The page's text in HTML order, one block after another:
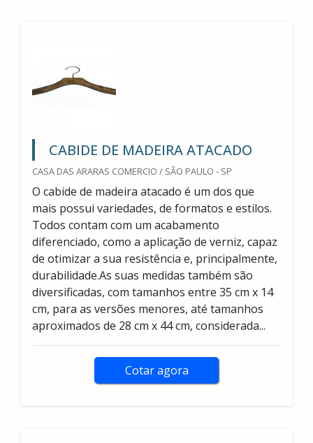
CABIDE DE MADEIRA ATACADO
CASA DAS ARARAS COMERCIO / SÃO PAULO - SP
O cabide de madeira atacado é um dos que
mais possui variedades, de formatos e estilos.
Todos contam com um acabamento
diferenciado, como a aplicação de verniz, capaz
de otimizar a sua resistência e, principalmente,
durabilidade.As suas medidas também são
diversificadas, com tamanhos entre 35 cm x 14
cm, para as versões menores, até tamanhos
aproximados de 28 cm x 44 cm, considerada...
Cotar agora